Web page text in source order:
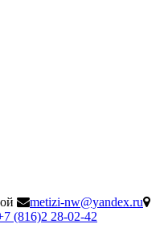
metizi-nw@yandex.ru
(816)2 28-02-42